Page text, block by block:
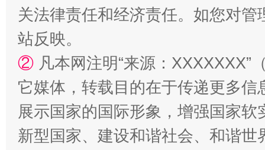
国家大学科技园优化重塑工作
关法律责任和经济责任。如您对
站反映。
② 凡本网注明“来源：
它媒体，转载目的在于传递更多
展示国家的国际形象，增强国家
新型国家、建设和谐社会、和谐